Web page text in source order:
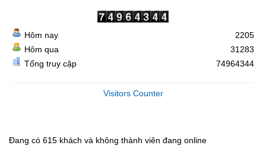
Hôm nay
Hôm qua
Tổng truy cập
2205
31283
74964344
Visitors Counter
Đang có 615 khách và không thành viên đang online